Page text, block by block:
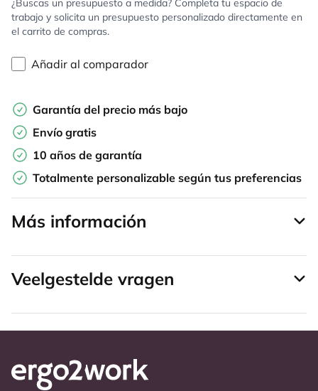
¿Buscas un presupuesto a medida? Completa tu espacio de
trabajo y solicita un presupuesto personalizado directamente en
el carrito de compras.
Añadir al comparador
Garantía del precio más bajo
Envío gratis
10 años de garantía
Totalmente personalizable según tus preferencias
Más información
Veelgestelde vragen